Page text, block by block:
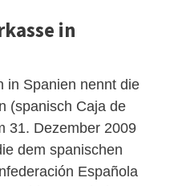
in
in Spanien nennt die
(spanisch Caja de
31. Dezember 2009
dem spanischen
Española